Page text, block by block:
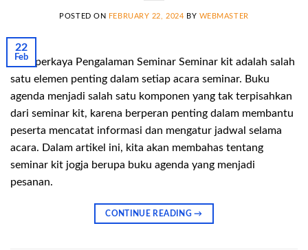
POSTED ON FEBRUARY 22, 2024 BY WEBMASTER
22
Feb
Memperkaya Pengalaman Seminar Seminar kit adalah salah
satu elemen penting dalam setiap acara seminar. Buku
agenda menjadi salah satu komponen yang tak terpisahkan
dari seminar kit, karena berperan penting dalam membantu
peserta mencatat informasi dan mengatur jadwal selama
acara. Dalam artikel ini, kita akan membahas tentang
seminar kit jogja berupa buku agenda yang menjadi
pesanan.
CONTINUE READING→